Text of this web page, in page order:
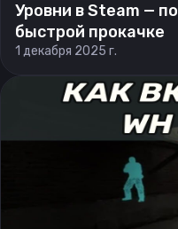
Уровни в Steam —
быстрой прокачке
1 декабря 2025 г.